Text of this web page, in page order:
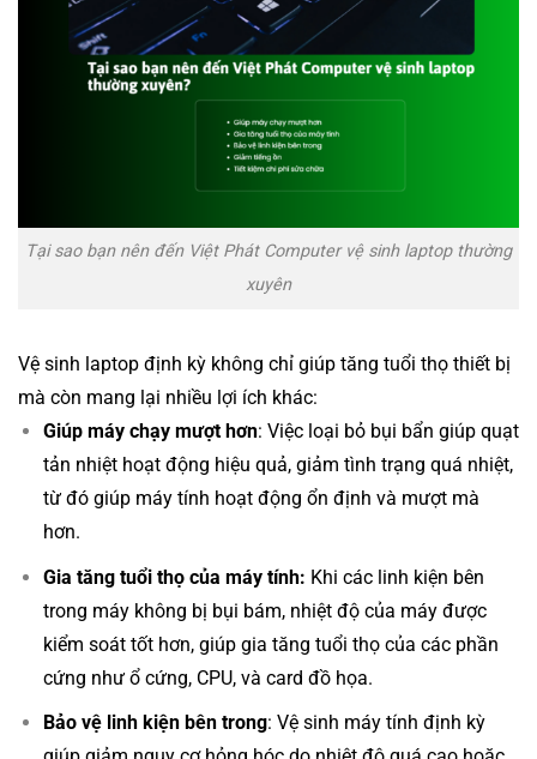
Tại sao bạn nên đến Việt Phát Computer vệ sinh laptop thường
xuyên
Vệ sinh laptop định kỳ không chỉ giúp tăng tuổi thọ thiết bị
mà còn mang lại nhiều lợi ích khác:
Giúp máy chạy mượt hơn: Việc loại bỏ bụi bẩn giúp quạt
tản nhiệt hoạt động hiệu quả, giảm tình trạng quá nhiệt,
từ đó giúp máy tính hoạt động ổn định và mượt mà
hơn.
Gia tăng tuổi thọ của máy tính: Khi các linh kiện bên
trong máy không bị bụi bám, nhiệt độ của máy được
kiểm soát tốt hơn, giúp gia tăng tuổi thọ của các phần
cứng như ổ cứng, CPU, và card đồ họa.
Bảo vệ linh kiện bên trong: Vệ sinh máy tính định kỳ